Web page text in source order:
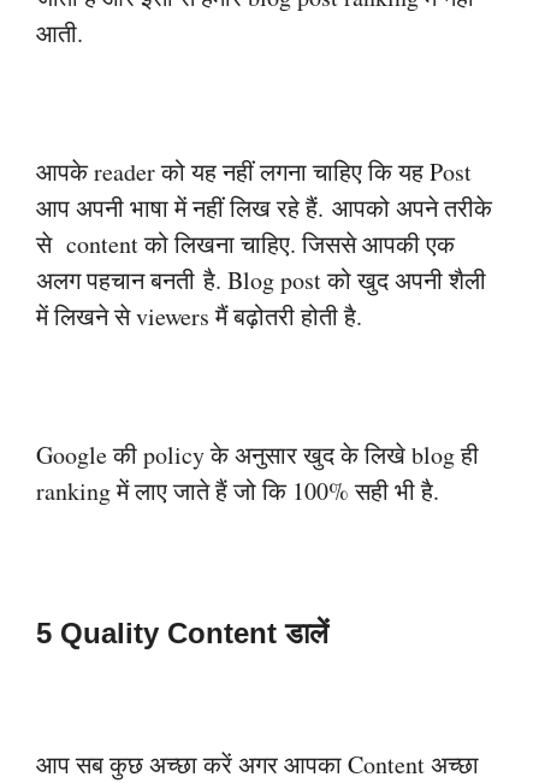
आती.
आपके reader को यह नहीं लगना चाहिए कि यह Post
आप अपनी भाषा में नहीं लिख रहे हैं. आपको अपने तरीके
से content को लिखना चाहिए. जिससे आपकी एक
अलग पहचान बनतीहै. Blog post को खुद अपनी शैली
में लिखने से viewers मैं बढ़ोतरी होती है.
Google की policy के अनुसार खुद के लिखे blog ही
ranking में लाए जाते हैं जो कि 100%सही भी है.
5 Quality Content डालें
आप सब कुछ अच्छा करें अगर आपका Content अच्छा